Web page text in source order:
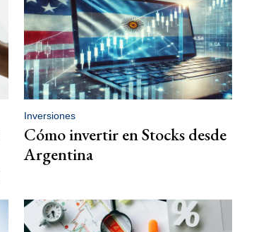
Inversiones
Cómo invertir en Stocks desde
Argentina